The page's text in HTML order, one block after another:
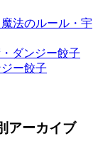
ダンジー餃子
アーカイブ